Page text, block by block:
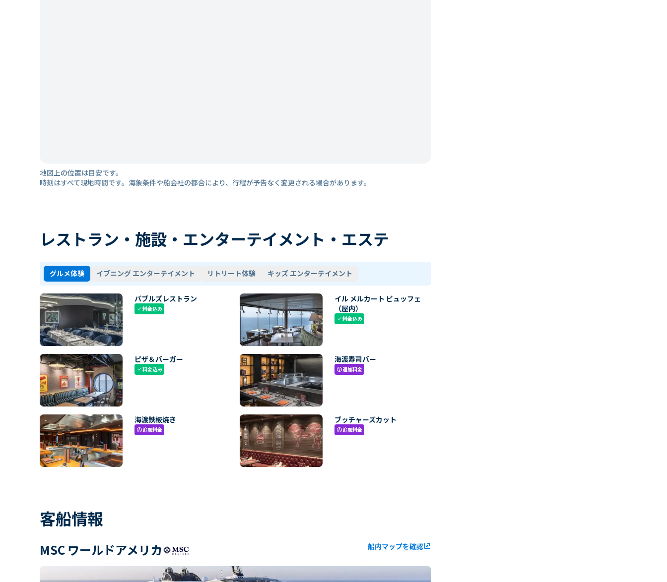
地図上の位置は目安です。
時刻はすべて現地時間です。海象条件や船会社の都合により、行程が予告なく変更される場合があります。
レストラン・施設・エンターテイメント・エステ
グルメ体験 イブニング エンターテイメント リトリート体験 キッズ エンターテイメント
バブルズレストラン
check料金込み
イル メルカート ビュッフェ
（屋内）
check料金込み
ピザ＆バーガー
check料金込み
海渡寿司バー
paid追加料金
海渡鉄板焼き
paid追加料金
ブッチャーズカット
paid追加料金
客船情報
MSC ワールドアメリカ 船内マップを確認ungroup